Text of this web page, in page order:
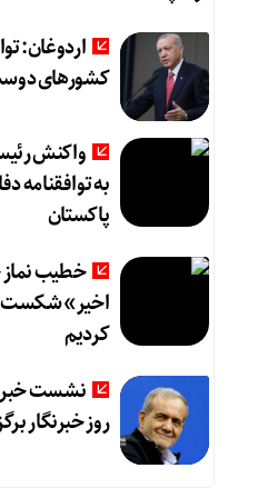
اردوغان:
کشورهای
واکنش
به توافقنامه
پاکستان
خطیب
اخیر» شکست
کردیم
نشست
روز خبرنگار